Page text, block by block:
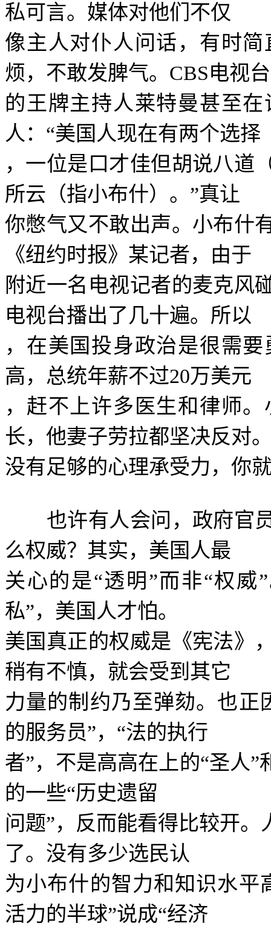
私可言。媒体对他们不仅
像主人对仆人问话，有时
烦，不敢发脾气。 CBS电视台
的王牌主持人莱特曼甚至
人： “美国人现在有两个选择
，一位是口才佳但胡说八道
所云（指小布什）。 ”真让
你憋气又不敢出声。小布什
《纽约时报》某记者，由于
附近一名电视记者的麦克风
电视台播出了几十遍。所以
，在美国投身政治是很需
高，总统年薪不过20万美元
，赶不上许多医生和律师
长，他妻子劳拉都坚决反对
没有足够的心理承受力，你
也许有人会问，政府官员
么权威？其实，美国人最
关心的是“透明 ”而非“权威”
私”，美国人才怕。
美国真正的权威是《宪法》
稍有不慎，就会受到其它
力量的制约乃至弹劾。也正
的服务员”， “法的执行
者”，不是高高在上的“圣人”
的一些“历史遗留
问题”，反而能看得比较开
了。没有多少选民认
为小布什的智力和知识水平
活力的半球”说成“经济